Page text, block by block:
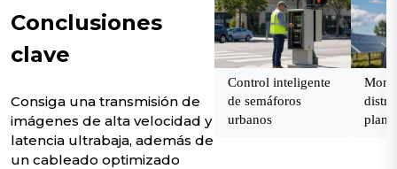
Conclusiones
clave
Consiga una transmisión de
imágenes de alta velocidad y
latencia ultrabaja, además de
un cableado optimizado
Control inteligente
de semáforos
urbanos